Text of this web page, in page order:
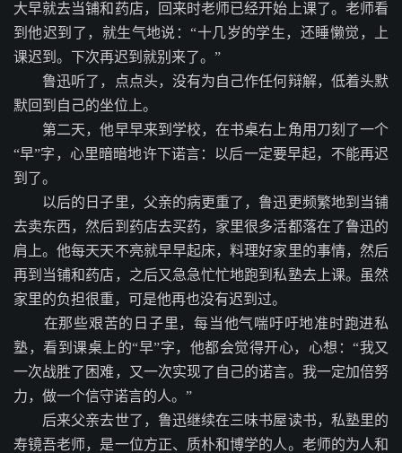
大早就去当铺和药店，回来时老师已经开始上课了。老师看
到他迟到了，就生气地说：“十几岁的学生，还睡懒觉，上
课迟到。下次再迟到就别来了。”
鲁迅听了，点点头，没有为自己作任何辩解，低着头默
默回到自己的坐位上。
第二天，他早早来到学校，在书桌右上角用刀刻了一个
“早”字，心里暗暗地许下诺言：以后一定要早起，不能再迟
到了。
以后的日子里，父亲的病更重了，鲁迅更频繁地到当铺
去卖东西，然后到药店去买药，家里很多活都落在了鲁迅的
肩上。他每天天不亮就早早起床，料理好家里的事情，然后
再到当铺和药店，之后又急急忙忙地跑到私塾去上课。虽然
家里的负担很重，可是他再也没有迟到过。
在那些艰苦的日子里，每当他气喘吁吁地准时跑进私
塾，看到课桌上的“早”字，他都会觉得开心，心想：“我又
一次战胜了困难，又一次实现了自己的诺言。我一定加倍努
力，做一个信守诺言的人。”
后来父亲去世了，鲁迅继续在三味书屋读书，私塾里的
寿镜吾老师，是一位方正、质朴和博学的人。老师的为人和